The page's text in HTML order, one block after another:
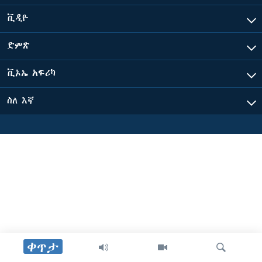
ቋንቋዎች
ቀጥታ
ቪዲዮ
ድምጽ
ቪኦኤ አፍሪካ
ስለ እኛ